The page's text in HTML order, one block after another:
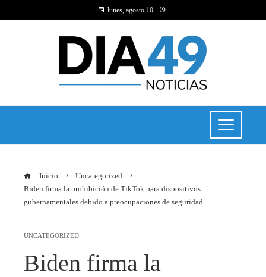
lunes, agosto 10
Inicio
Uncategorized
Biden firma la prohibición de TikTok para dispositivos
gubernamentales debido a preocupaciones de seguridad
UNCATEGORIZED
Biden firma la